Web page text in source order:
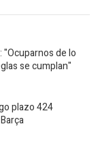
de lo
se cumplan"
plazo 424